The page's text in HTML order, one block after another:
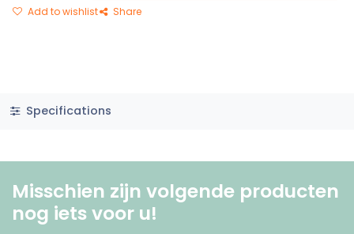
Add to wishlist Share
Specifications
Misschien zijn volgende producten
nog iets voor u! ​